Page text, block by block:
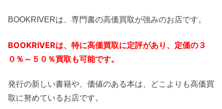
BOOKRIVERは、専門書の高価買取が強みのお店です。
BOOKRIVERは、特に高価買取に定評があり、定価の３
０％～５０％買取も可能です。
発行の新しい書籍や、価値のある本は、どこよりも高価買
取に努めているお店です。